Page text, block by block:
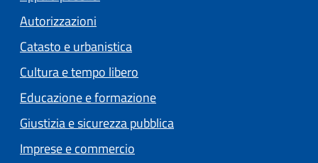
Autorizzazioni
Catasto e urbanistica
Cultura e tempo libero
Educazione e formazione
Giustizia e sicurezza pubblica
Imprese e commercio